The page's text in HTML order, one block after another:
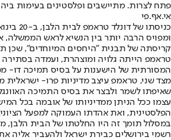
פתח לצרות. מתיישבים ופלסטינים בעימות
אי.אף.פי
ומפויס הרבה יותר בין הנשיא לראש
קריסתה של תבנית "היחסים המיוחדים", שכן
טראמפ הייתה גלויה ומוצהרת, ועמדה בסתירה
המסורתית של הישענות על בסיס תמיכה דו-
מצד שני, טראמפ עיצב מדיניות פרו-
שאיפתו לשמר ולבצר את בסיס התמיכה
עצמו ככל הניתן ממדיניותו של אובמה בכל
הפלסטינית, ואת אהדתו העמוקה למפעל
רשמי בירושלים כבירת ישראל ולהעביר אליה